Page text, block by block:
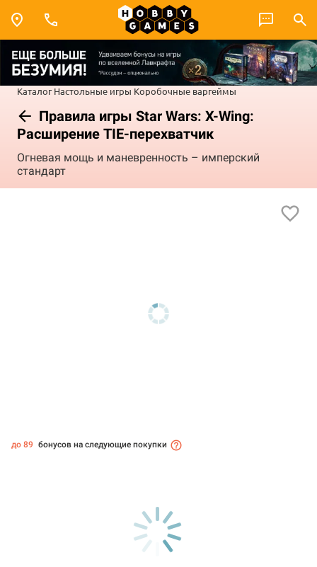
Каталог Настольные игры Коробочные варгеймы
Правила игры Star Wars: X-Wing:
Расширение TIE-перехватчик
Огневая мощь и маневренность – имперский
стандарт
до 89 бонусов на следующие покупки